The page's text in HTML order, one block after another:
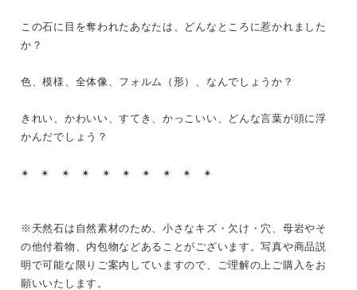
この石に目を奪われたあなたは、どんなところに惹かれました
か？
色、模様、全体像、フォルム（形）、なんでしょうか？
きれい、かわいい、すてき、かっこいい、どんな言葉が頭に浮
かんだでしょう？
✴︎ ✴︎ ✴︎ ✴︎ ✴︎ ✴︎ ✴︎ ✴︎ ✴︎ ✴︎
※天然石は自然素材のため、小さなキズ・欠け・穴、母岩やそ
の他付着物、内包物などあることがございます。写真や商品説
明で可能な限りご案内していますので、ご理解の上ご購入をお
願いいたします。